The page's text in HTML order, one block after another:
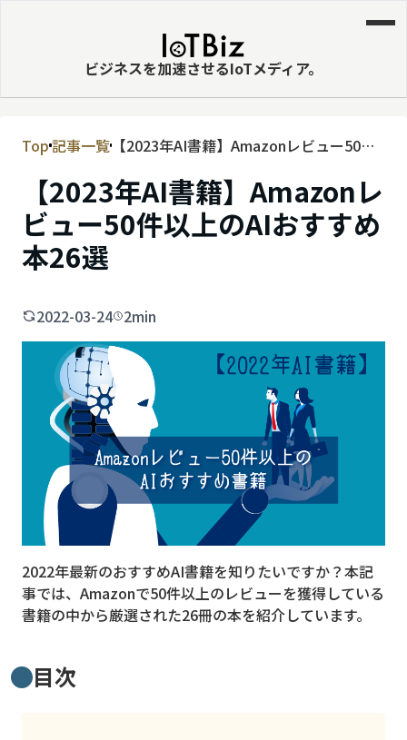
ビジネスを加速させるIoTメディア。
MVNE
エッジ
LPWA
DaaS
PaaS
ビッグデータ
MVNO
スマート漁業
5G
クラウド
M2M
スマート〇〇
Top記事一覧 【2023年AI書籍】Amazonレビュー50件
【2023年AI書籍】Amazonレ
ビュー50件以上のAIおすすめ
本26選
2022-03-24 2min
2022年最新のおすすめAI書籍を知りたいですか？本記
事では、Amazonで50件以上のレビューを獲得している
書籍の中から厳選された26冊の本を紹介しています。
目次